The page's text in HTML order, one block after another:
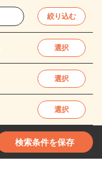
絞り込む
選択
選択
選択
検索条件を保存